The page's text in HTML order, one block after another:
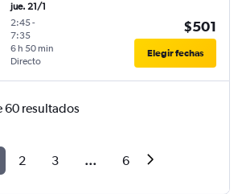
jue. 21/1
2:45-
7:35
Directo
6 h 50 min
$501
Elegir fechas
60 resultados
2 3 ... 6